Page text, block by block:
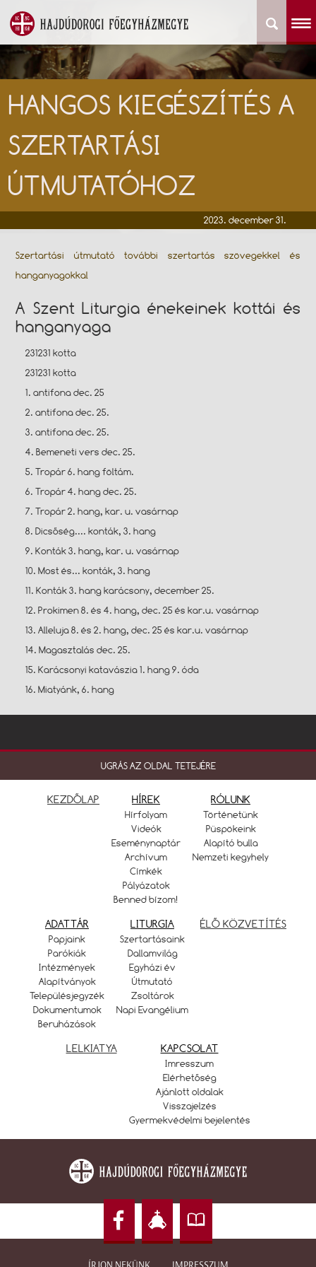
HANGOS KIEGÉSZÍTÉS A
SZERTARTÁSI
ÚTMUTATÓHOZ
2023. december 31.
Szertartási útmutató további szertartás szövegekkel és
hanganyagokkal
A Szent Liturgia énekeinek kottái és
hanganyaga
231231 kotta
231231 kotta
1. antifona dec. 25
2. antifona dec. 25.
3. antifona dec. 25.
4. Bemeneti vers dec. 25.
5. Tropár 6. hang föltám.
6. Tropár 4. hang dec. 25.
7. Tropár 2. hang, kar. u. vasárnap
8. Dicsőség.... konták, 3. hang
9. Konták 3. hang, kar. u. vasárnap
10. Most és... konták, 3. hang
11. Konták 3. hang karácsony, december 25.
12. Prokimen 8. és 4. hang, dec. 25 és kar.u. vasárnap
13. Alleluja 8. és 2. hang, dec. 25 és kar.u. vasárnap
14. Magasztalás dec. 25.
15. Karácsonyi katavászia 1. hang 9. óda
16. Miatyánk, 6. hang
UGRÁS AZ OLDAL TETEJÉRE
KEZDŐLAP HÍREK
Hírfolyam
Videók
Eseménynaptár
Archívum
Címkék
Pályázatok
Benned bízom!
RÓLUNK
Történetünk
Püspökeink
Alapító bulla
Nemzeti kegyhely
ADATTÁR
Papjaink
Parókiák
Intézmények
Alapítványok
Településjegyzék
Dokumentumok
Beruházások
LITURGIA
Szertartásaink
Dallamvilág
Egyházi év
Útmutató
Zsoltárok
Napi Evangélium
ÉLŐ KÖZVETÍTÉS
LELKIATYA KAPCSOLAT
Imresszum
Elérhetőség
Ajánlott oldalak
Visszajelzés
Gyermekvédelmi bejelentés